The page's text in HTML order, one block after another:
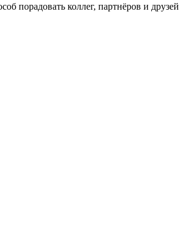
порадовать коллег, партнёров и друзей